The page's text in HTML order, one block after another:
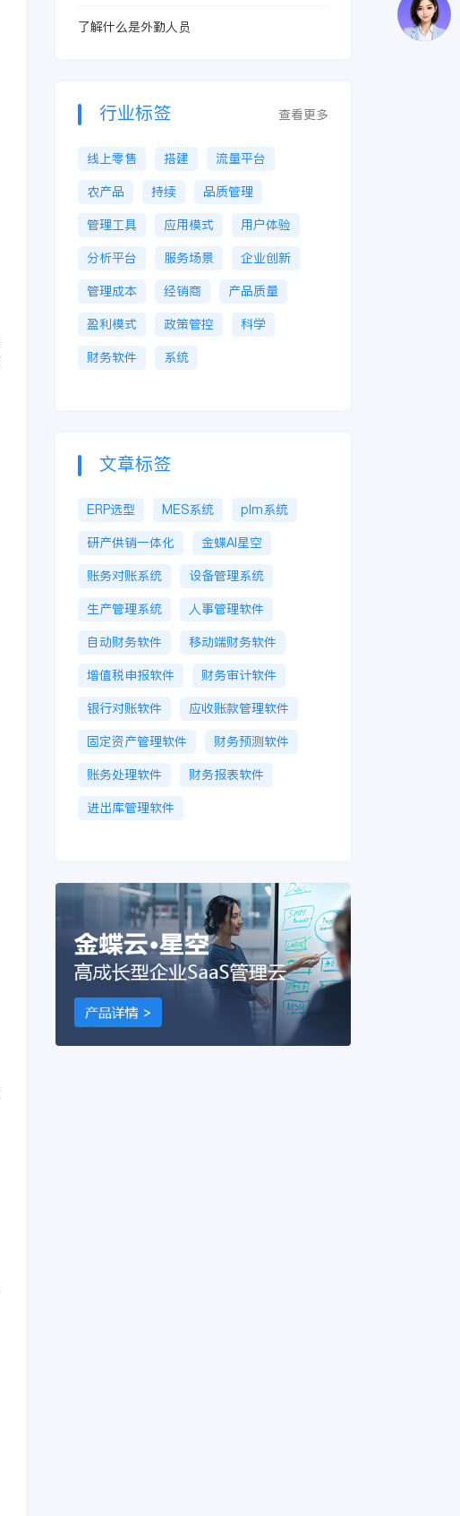
了解什么是外勤人员
行业标签 查看更多
线上零售 搭建
流量平台
农产品
持续
品质管理
管理工具
应用模式
用户体验
分析平台
服务场景
企业创新
管理成本
经销商
产品质量
盈利模式
政策管控
科学
财务软件
系统
文章标签
ERP选型 MES系统
plm系统
研产供销一体化
金蝶AI星空
账务对账系统
设备管理系统
生产管理系统
人事管理软件
自动财务软件
移动端财务软件
增值税申报软件
财务审计软件
银行对账软件
应收账款管理软件
固定资产管理软件
财务预测软件
账务处理软件
财务报表软件
进出库管理软件